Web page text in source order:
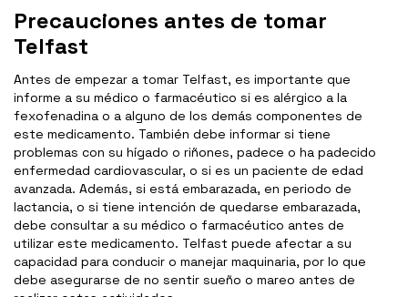
Precauciones antes de tomar
Telfast
Antes de empezar a tomar Telfast, es importante que
informe a su médico o farmacéutico si es alérgico a la
fexofenadina o a alguno de los demás componentes de
este medicamento. También debe informar si tiene
problemas con su hígado o riñones, padece o ha padecido
enfermedad cardiovascular, o si es un paciente de edad
avanzada. Además, si está embarazada, en periodo de
lactancia, o si tiene intención de quedarse embarazada,
debe consultar a su médico o farmacéutico antes de
utilizar este medicamento. Telfast puede afectar a su
capacidad para conducir o manejar maquinaria, por lo que
debe asegurarse de no sentir sueño o mareo antes de